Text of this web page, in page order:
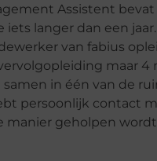
Assistent bevat
langer dan een
van fabius
maar 4
samen in één van de
persoonlijk contact
manier geholpen